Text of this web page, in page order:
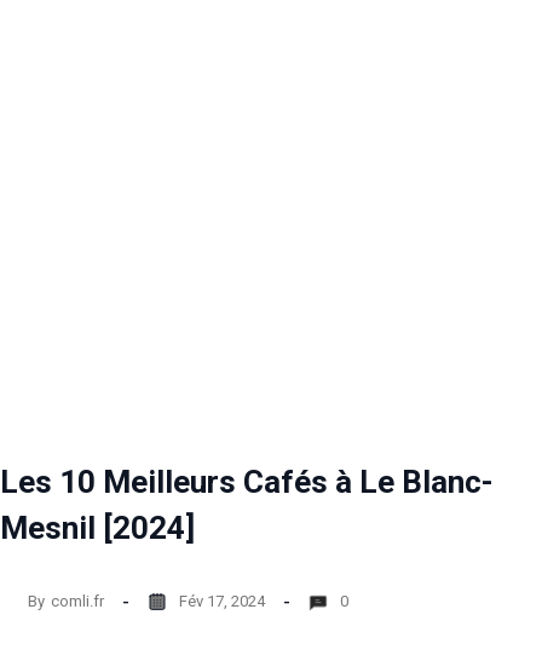
Les 10 Meilleurs Cafés à Le Blanc-
Mesnil [2024]
By comli.fr Fév 17, 2024 0
fonctionnalité
et la structure
du site Web,
en fonction
dont le site
Web est